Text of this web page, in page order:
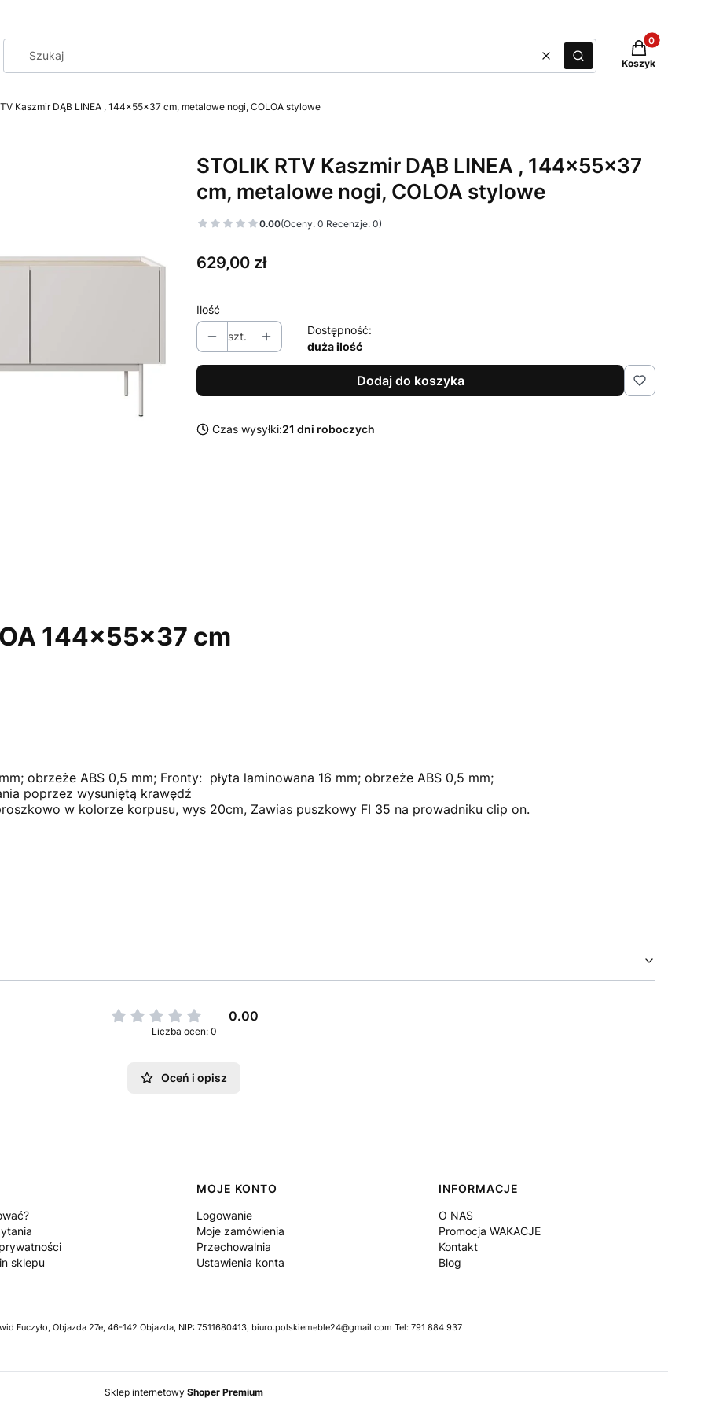
WyczyśćSzukaj
Produkty w
Koszyk
Kaszmir DĄB LINEA , 144x55x37 cm, metalowe nogi, COLOA stylowe
STOLIK RTV Kaszmir DĄB LINEA , 144x55x37
cm, metalowe nogi, COLOA stylowe
0.00(Oceny: 0 Recenzje: 0)
Cena
629,00 zł
Ilość
szt.
Dostępność:
duża ilość
Dodaj do koszyka
Czas wysyłki:21 dni roboczych
144x55x37 cm
obrzeże ABS 0,5 mm; Fronty: płyta laminowana 16 mm; obrzeże ABS 0,5 mm;
poprzez wysuniętą krawędź
w kolorze korpusu, wys 20cm, Zawias puszkowy FI 35 na prowadniku clip on.
0.00
Liczba ocen: 0
Oceń i opisz
sklepu
MOJE KONTO
Logowanie
Moje zamówienia
Przechowalnia
Ustawienia konta
INFORMACJE
O NAS
Promocja WAKACJE
Kontakt
Blog
Fuczyło, Objazda 27e, 46-142 Objazda, NIP: 7511680413, biuro.polskiemeble24@gmail.com Tel: 791 884 937
Sklep internetowy Shoper Premium